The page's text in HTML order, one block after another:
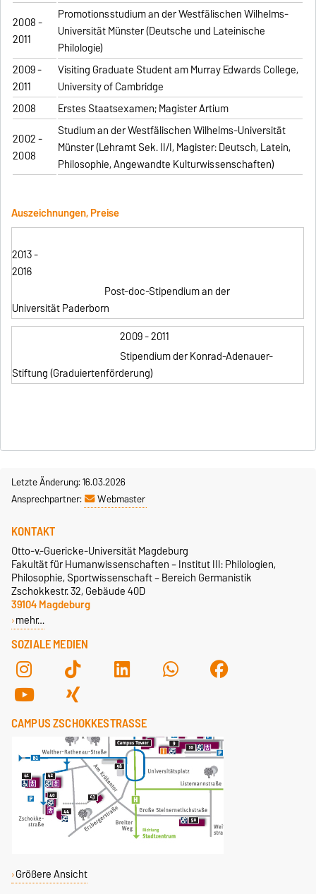
2008 -
2011
Promotionsstudium an der Westfälischen Wilhelms-
Universität Münster (Deutsche und Lateinische
Philologie)
2009 -
2011
Visiting Graduate Student am Murray Edwards College,
University of Cambridge
2008
Erstes Staatsexamen; Magister Artium
2002 -
2008
Studium an der Westfälischen Wilhelms-Universität
Münster (Lehramt Sek. II/I, Magister: Deutsch, Latein,
Philosophie, Angewandte Kulturwissenschaften)
Auszeichnungen, Preise
2013 -
2016
Post-doc-Stipendium an der
Universität Paderborn
2009 - 2011
Stipendium der Konrad-Adenauer-
Stiftung (Graduiertenförderung)
Letzte Änderung: 16.03.2026
Ansprechpartner:
Webmaster
SOZIALE MEDIEN
KONTAKT
Otto-v.-Guericke-Universität Magdeburg
Fakultät für Humanwissenschaften – Institut III: Philologien,
Philosophie, Sportwissenschaft – Bereich Germanistik
Zschokkestr. 32, Gebäude 40D
39104 Magdeburg
mehr…
CAMPUS ZSCHOKKESTRASSE
Größere Ansicht